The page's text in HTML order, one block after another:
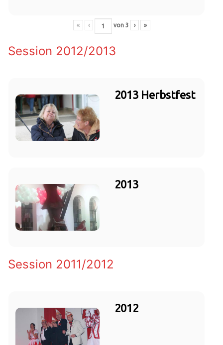
« ‹ von 3 › »
Session 2012/2013
2013 Herbstfest
2013
Session 2011/2012
2012